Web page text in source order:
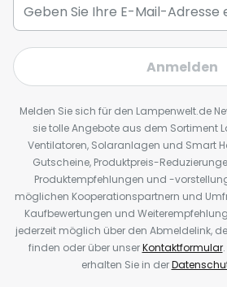
Anmelden
Melden Sie sich für den Lampenwelt.de
sie tolle Angebote aus dem Sortiment
Ventilatoren, Solaranlagen und Smart
Gutscheine, Produktpreis-
Produktempfehlungen und -
möglichen Kooperationspartnern und
Kaufbewertungen und
jederzeit möglich über den Abmeldelink,
finden oder über unserKontaktformular
erhalten Sie in der